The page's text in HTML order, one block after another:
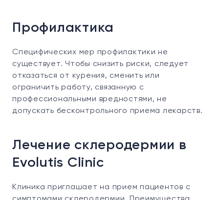
Профилактика
Специфических мер профилактики не
существует. Чтобы снизить риски, следует
отказаться от курения, сменить или
ограничить работу, связанную с
профессиональными вредностями, не
допускать бесконтрольного приема лекарств.
Лечение склеродермии в
Evolutis Clinic
Клиника приглашает на прием пациентов с